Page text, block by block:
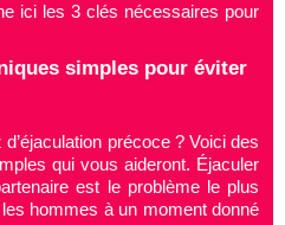
ici les 3 clés nécessaires pour
simples pour éviter
précoce ? Voici des
qui vous aideront. Éjaculer
est le problème le plus
hommes à un moment donné